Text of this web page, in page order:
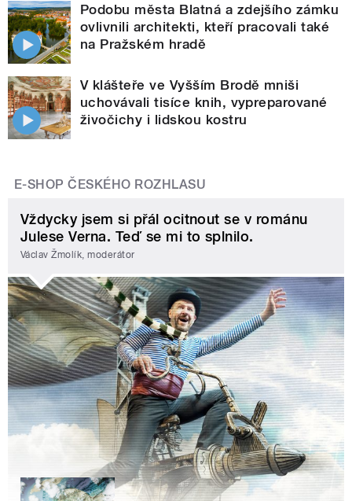
Podobu města Blatná a zdejšího zámku
ovlivnili architekti, kteří pracovali také
na Pražském hradě
V klášteře ve Vyšším Brodě mniši
uchovávali tisíce knih, vypreparované
živočichy i lidskou kostru
E-SHOP ČESKÉHO ROZHLASU
Vždycky jsem si přál ocitnout se v románu
Julese Verna. Teď se mi to splnilo.
Václav Žmolík, moderátor